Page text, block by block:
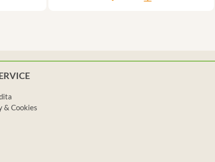
& Cookies